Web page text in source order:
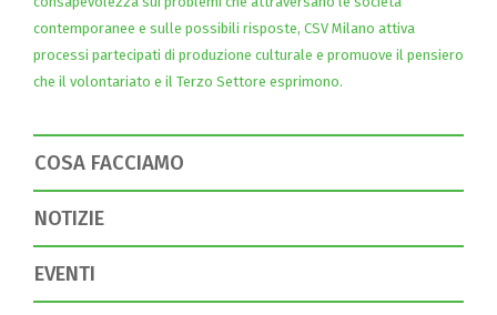
contemporanee e sulle possibili risposte, CSV Milano attiva
processi partecipati di produzione culturale e promuove il pensiero
che il volontariato e il Terzo Settore esprimono.
COSA FACCIAMO
NOTIZIE
EVENTI